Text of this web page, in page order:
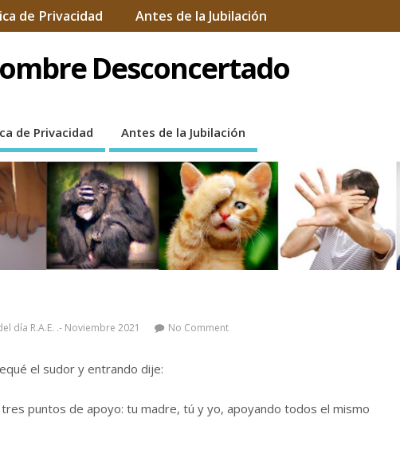
de Privacidad Antes de la Jubilación
Desconcertado
de Privacidad Antes de la Jubilación
día R.A.E. .- Noviembre 2021 No Comment
el sudor y entrando dije:
puntos de apoyo: tu madre, tú y yo, apoyando todos el mismo